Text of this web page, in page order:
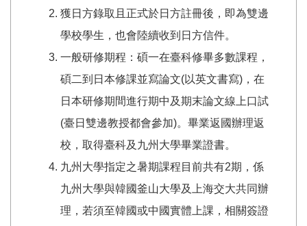
獲日方錄取且正式於日方註冊後，即為雙邊
學校學生，也會陸續收到日方信件。
一般研修期程：碩一在臺科修畢多數課程，
碩二到日本修課並寫論文(以英文書寫)，在
日本研修期間進行期中及期末論文線上口試
(臺日雙邊教授都會參加)。畢業返國辦理返
校，取得臺科及九州大學畢業證書。
九州大學指定之暑期課程目前共有2期，係
九州大學與韓國釜山大學及上海交大共同辦
理，若須至韓國或中國實體上課，相關簽證